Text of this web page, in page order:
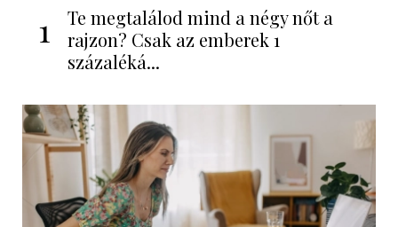
1
Te megtalálod mind a négy nőt a
rajzon? Csak az emberek 1
százaléká...